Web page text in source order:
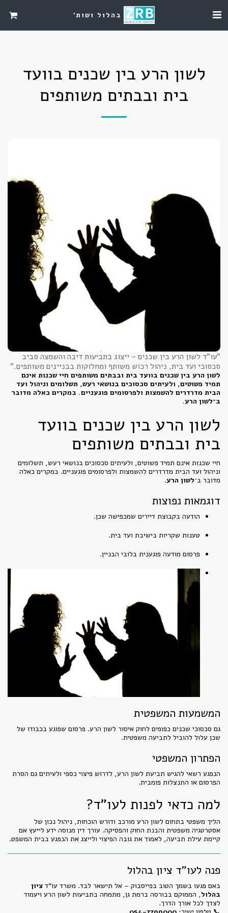
בהלול ושות'
לשון הרע בין שכנים בוועד
בית ובבתים משותפים
"עו"ד לשון הרע בין שכנים – ייצוג בתביעות דיבה והשמצה סביב
סכסוכי ועד בית, ניהול רכוש משותף ומחלוקות בבניינים משותפים."
לשון הרע בין שכנים בוועד בית ובבתים משותפים חיי שכנות אינם
תמיד פשוטים, ולעיתים סכסוכים בנושאי רעש, תשלומים וניהול ועד
הבית מדרדרים להשמצות ולפרסומים פוגעניים. במקרים כאלה מדובר
ב־לשון הרע.
לשון הרע בין שכנים בוועד
בית ובבתים משותפים
חיי שכנות אינם תמיד פשוטים, ולעיתים סכסוכים בנושאי רעש, תשלומים
וניהול ועד הבית מדרדרים להשמצות ולפרסומים פוגעניים. במקרים כאלה
מדובר ב־לשון הרע.
דוגמאות נפוצות
הודעה בקבוצת דיירים שמכפישה שכן.
טענות שקריות בישיבת ועד בית.
פרסום מודעה פוגענית בלובי הבניין.
המשמעות המשפטית
גם סכסוכי שכנים כפופים לחוק איסור לשון הרע. פרסום שפוגע בכבודו של
שכן עלול להוביל לתביעה משפטית.
הפתרון המשפטי
הנפגע רשאי להגיש תביעת לשון הרע, לדרוש פיצוי כספי ולעיתים גם הסרת
הפרסום או התנצלות פומבית.
למה כדאי לפנות לעו"ד?
הליך משפטי בתחום לשון הרע מורכב ודורש הוכחות, ניהול נכון של
אסטרטגיה משפטית והבנת החוק והפסיקה. עורך דין מנוסה ידע לייעץ אם
קיימת עילת תביעה, לאמוד את גובה הפיצוי ולייצג את הנפגע בבית המשפט.
פנה לעו"ד ציון בהלול
באם פגעו בשמך הטוב בפייסבוק – אל תישאר לבד. משרד עו"ד ציון
בהלול, הממוקם בבורסה ברמת גן, מתמחה בתביעות לשון הרע ויעמוד
לצדך לכל אורך הדרך.